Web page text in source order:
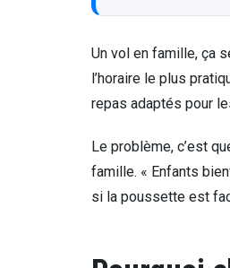
Un vol en famille, ça
l’horaire le plus
repas adaptés pour
Le problème, c’est
famille. « Enfants
si la poussette est